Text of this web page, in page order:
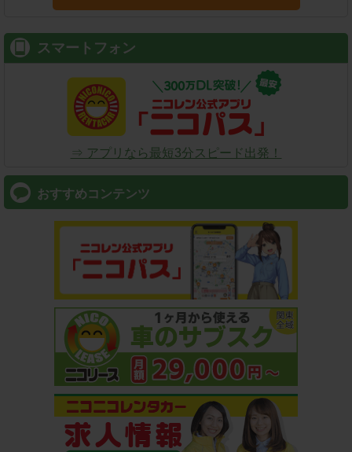
スマートフォン
⇒ アプリなら最短3分スピード出発！
おすすめコンテンツ